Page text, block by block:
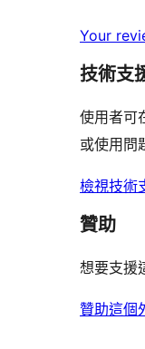
Your
技術支
使用者可
或使用問
檢視技術
贊助
想要支援
贊助這個